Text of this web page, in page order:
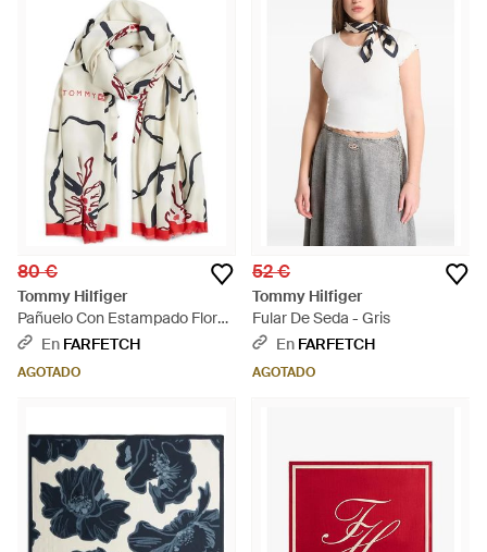
80 €
Tommy Hilfiger
Pañuelo Con Estampado Floral
- Blanco
En FARFETCH
AGOTADO
52 €
Tommy Hilfiger
Fular De Seda - Gris
En FARFETCH
AGOTADO